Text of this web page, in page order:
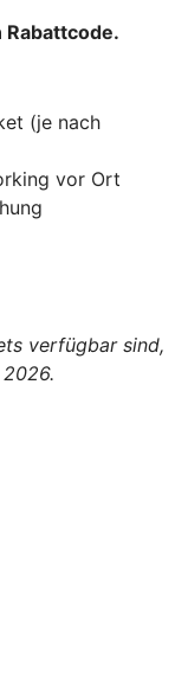
(je nach
vor Ort
verfügbar sind,